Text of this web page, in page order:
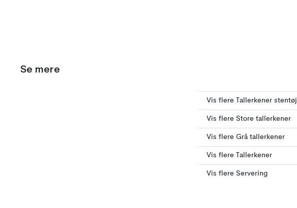
Se mere
Vis flere Tallerkener stentøj
Vis flere Store tallerkener
Vis flere Grå tallerkener
Vis flere Tallerkener
Vis flere Servering